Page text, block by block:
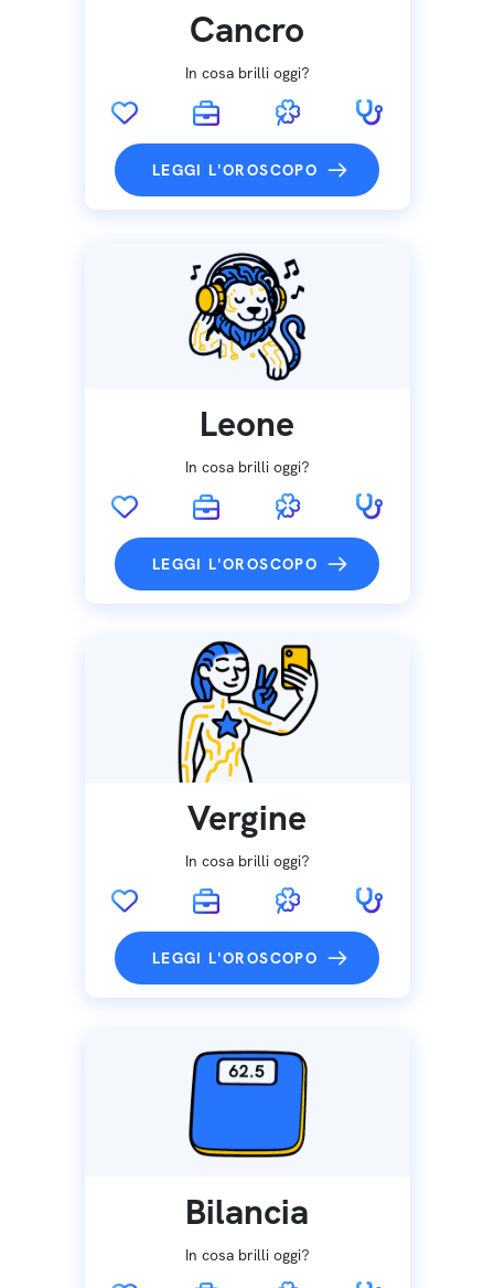
Cancro
In cosa brilli oggi?
LEGGI L'OROSCOPO
Leone
In cosa brilli oggi?
LEGGI L'OROSCOPO
Vergine
In cosa brilli oggi?
LEGGI L'OROSCOPO
Bilancia
In cosa brilli oggi?